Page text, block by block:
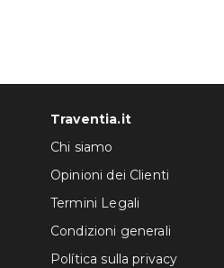
Traventia.it
Chi siamo
Opinioni dei Clienti
Termini Legali
Condizioni generali
Política sulla privacy